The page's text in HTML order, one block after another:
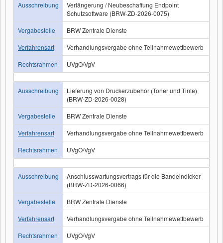
Ausschreibung
Verlängerung / Neubeschaffung Endpoint
Schutzsoftware (BRW-ZD-2026-0075)
Vergabestelle
BRW Zentrale Dienste
Verfahrensart
Verhandlungsvergabe ohne Teilnahmewettbewerb
Rechtsrahmen
UVgO/VgV
Ausschreibung
Lieferung von Druckerzubehör (Toner und Tinte)
(BRW-ZD-2026-0028)
Vergabestelle
BRW Zentrale Dienste
Verfahrensart
Verhandlungsvergabe ohne Teilnahmewettbewerb
Rechtsrahmen
UVgO/VgV
Ausschreibung
Anschlusswartungsvertrags für die Bandeindicker
(BRW-ZD-2026-0066)
Vergabestelle
BRW Zentrale Dienste
Verfahrensart
Verhandlungsvergabe ohne Teilnahmewettbewerb
Rechtsrahmen
UVgO/VgV